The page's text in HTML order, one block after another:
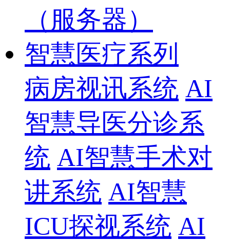
（服务器）
智慧医疗系列
病房视讯系统 AI
智慧导医分诊系
统 AI智慧手术对
讲系统 AI智慧
ICU探视系统 AI